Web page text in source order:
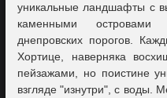
уникальные ландшафты с
каменными островами
днепровских порогов.
Хортице, наверняка
пейзажами, но поистине
взгляде "изнутри", с воды.